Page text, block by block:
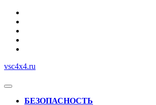
Перейти
содержимому
vsc4x4.ru
Кнопка
ОткрытьБЕЗОПАСНОСТЬ